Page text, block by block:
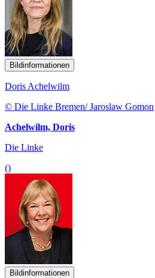
Bildinformationen
Doris Achelwilm
© Die Linke Bremen/ Jaroslaw Gomon
Achelwilm, Doris
Die Linke
()
Bildinformationen